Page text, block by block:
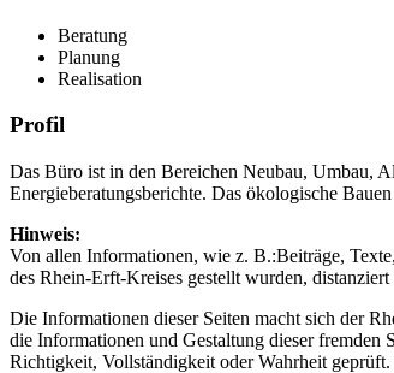
Beratung
Planung
Realisation
Profil
Das Büro ist in den Bereichen Neubau, Umbau,
Energieberatungsberichte. Das ökologische
Hinweis:
Von allen Informationen, wie z. B.:Beiträge,
des Rhein-Erft-Kreises gestellt wurden,
Die Informationen dieser Seiten macht sich der
die Informationen und Gestaltung dieser
Richtigkeit, Vollständigkeit oder Wahrheit geprüft.